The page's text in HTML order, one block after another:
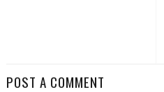
POST A COMMENT